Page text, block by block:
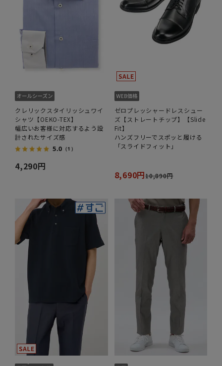
クレリックスタイリッシュワイ
シャツ【OEKO-TEX】
幅広いお客様に対応するよう設
計されたサイズ感
5.0 （1）
4,290円
ゼロプレッシャードレスシュー
ズ【ストレートチップ】【Slide
Fit】
ハンズフリーでスポッと履ける
「スライドフィット」
8,690円10,890円